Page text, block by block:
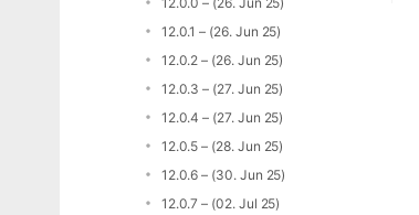
12.0.1 – (26. Jun 25)
12.0.2 – (26. Jun 25)
12.0.3 – (27. Jun 25)
12.0.4 – (27. Jun 25)
12.0.5 – (28. Jun 25)
12.0.6 – (30. Jun 25)
12.0.7 – (02. Jul 25)